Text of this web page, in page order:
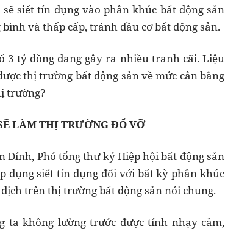
siết tín dụng vào phân khúc bất động sản
và thấp cấp, tránh đầu cơ bất động sản.
3 tỷ đồng đang gây ra nhiều tranh cãi. Liệu
thị trường bất động sản về mức cân bằng
trường?
LÀM THỊ TRƯỜNG ĐỔ VỠ
Đính, Phó tổng thư ký Hiệp hội bất động sản
dụng siết tín dụng đối với bất kỳ phân khúc
trên thị trường bất động sản nói chung.
ta không lường trước được tính nhạy cảm,